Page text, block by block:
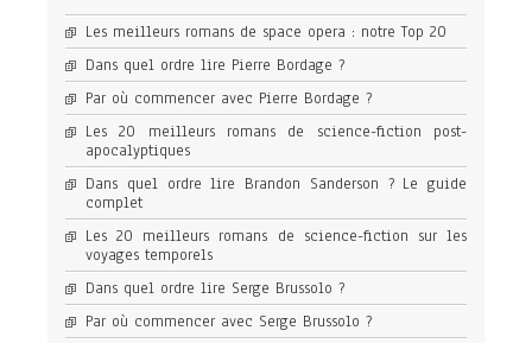
Les meilleurs romans de space opera : notre Top 20
Dans quel ordre lire Pierre Bordage ?
Par où commencer avec Pierre Bordage ?
Les 20 meilleurs romans de science-fiction post-
apocalyptiques
Dans quel ordre lire Brandon Sanderson ? Le guide
complet
Les 20 meilleurs romans de science-fiction sur les
voyages temporels
Dans quel ordre lire Serge Brussolo ?
Par où commencer avec Serge Brussolo ?